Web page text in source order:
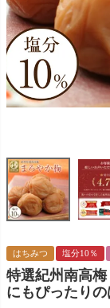
はちみつ 塩分10％
特選紀州南高
にもぴったり